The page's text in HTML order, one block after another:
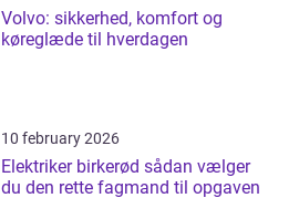
Volvo: sikkerhed, komfort og
køreglæde til hverdagen
10 february 2026
Elektriker birkerød sådan vælger
du den rette fagmand til opgaven